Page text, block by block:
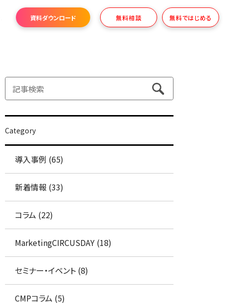
資料ダウンロード 無料相談 無料ではじめる
Category
導入事例 (65)
新着情報 (33)
コラム (22)
MarketingCIRCUSDAY (18)
セミナー・イベント (8)
CMPコラム (5)